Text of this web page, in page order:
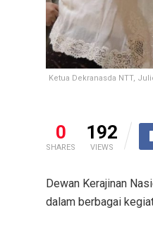
Ketua Dekranasda NTT,
0
SHARES
192
VIEWS
Dewan Kerajinan
dalam berbagai